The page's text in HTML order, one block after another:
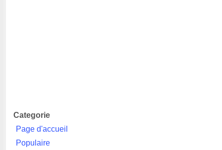
Categorie
Page d'accueil
Populaire